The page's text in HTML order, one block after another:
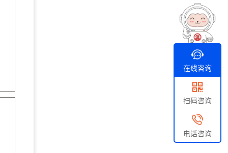
在线咨询
扫码咨询
电话咨询